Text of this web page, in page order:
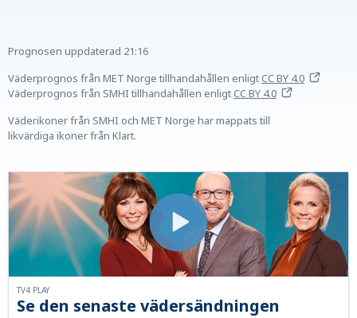
Prognosen uppdaterad 21:16
Väderprognos från MET Norge tillhandahållen enligtCC BY 4.0
Väderprognos från SMHI tillhandahållen enligtCC BY 4.0
Väderikoner från SMHI och MET Norge har mappats till
likvärdiga ikoner från Klart.
Se den senaste vädersändningen
TV4 PLAY